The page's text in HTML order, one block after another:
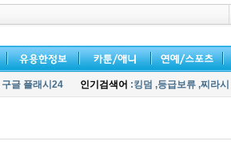
구글 플래시24 인기검색어 :킹덤 ,등급보류 ,찌라시